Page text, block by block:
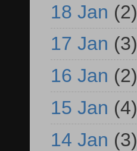
18 Jan (2)
17 Jan (3)
16 Jan (2)
15 Jan (4)
14 Jan (3)